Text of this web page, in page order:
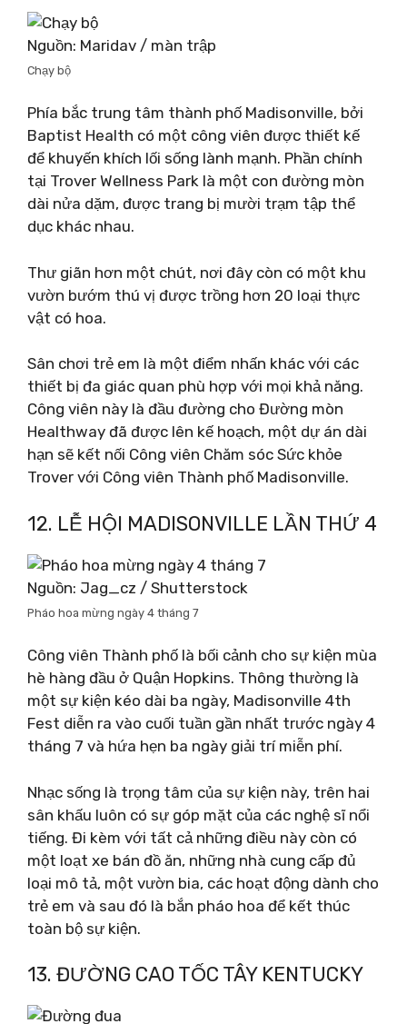
Nguồn: Maridav / màn trập
Chạy bộ
Phía bắc trung tâm thành phố Madisonville, bởi
Baptist Health có một công viên được thiết kế
để khuyến khích lối sống lành mạnh. Phần chính
tại Trover Wellness Park là một con đường mòn
dài nửa dặm, được trang bị mười trạm tập thể
dục khác nhau.
Thư giãn hơn một chút, nơi đây còn có một khu
vườn bướm thú vị được trồng hơn 20 loại thực
vật có hoa.
Sân chơi trẻ em là một điểm nhấn khác với các
thiết bị đa giác quan phù hợp với mọi khả năng.
Công viên này là đầu đường cho Đường mòn
Healthway đã được lên kế hoạch, một dự án dài
hạn sẽ kết nối Công viên Chăm sóc Sức khỏe
Trover với Công viên Thành phố Madisonville.
12. LỄ HỘI MADISONVILLE LẦN THỨ 4
Nguồn: Jag_cz / Shutterstock
Pháo hoa mừng ngày 4 tháng 7
Công viên Thành phố là bối cảnh cho sự kiện mùa
hè hàng đầu ở Quận Hopkins. Thông thường là
một sự kiện kéo dài ba ngày, Madisonville 4th
Fest diễn ra vào cuối tuần gần nhất trước ngày 4
tháng 7 và hứa hẹn ba ngày giải trí miễn phí.
Nhạc sống là trọng tâm của sự kiện này, trên hai
sân khấu luôn có sự góp mặt của các nghệ sĩ nổi
tiếng. Đi kèm với tất cả những điều này còn có
một loạt xe bán đồ ăn, những nhà cung cấp đủ
loại mô tả, một vườn bia, các hoạt động dành cho
trẻ em và sau đó là bắn pháo hoa để kết thúc
toàn bộ sự kiện.
13. ĐƯỜNG CAO TỐC TÂY KENTUCKY